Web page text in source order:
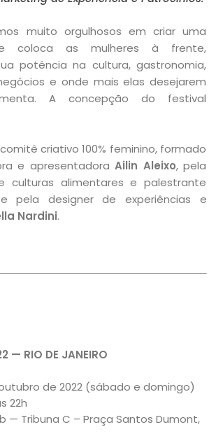
muito orgulhosos em criar uma
coloca as mulheres à frente,
potência na cultura, gastronomia,
e onde mais elas desejarem
A concepção do festival
criativo 100% feminino, formado
e apresentadoraAilin Aleixo, pela
culturas alimentares e palestrante
pela designer de experiências e
Nardini.
— RIO DE JANEIRO
de 2022 (sábado e domingo)
22h
— Tribuna C – Praça Santos Dumont,